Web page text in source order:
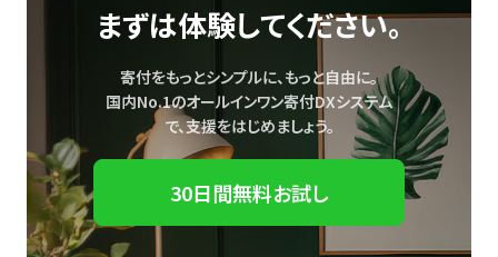
まずは体験してください。
寄付をもっとシンプルに、もっと自由に。
国内No.1のオールインワン寄付DXシステム
で、支援をはじめましょう。
30日間無料お試し